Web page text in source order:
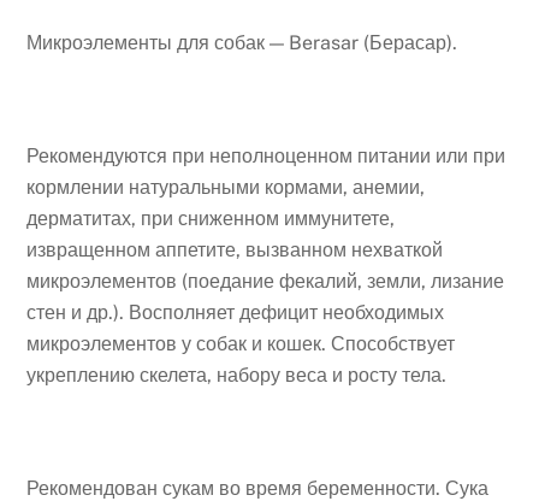
Микроэлементы для собак — Berasar (Берасар).
Рекомендуются при неполноценном питании или при
кормлении натуральными кормами, анемии,
дерматитах, при сниженном иммунитете,
извращенном аппетите, вызванном нехваткой
микроэлементов (поедание фекалий, земли, лизание
стен и др.). Восполняет дефицит необходимых
микроэлементов у собак и кошек. Способствует
укреплению скелета, набору веса и росту тела.
Рекомендован сукам во время беременности. Сука